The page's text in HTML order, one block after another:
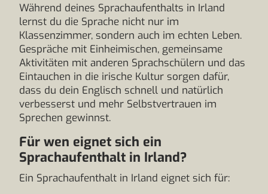
Während deines Sprachaufenthalts in Irland
lernst du die Sprache nicht nur im
Klassenzimmer, sondern auch im echten Leben.
Gespräche mit Einheimischen, gemeinsame
Aktivitäten mit anderen Sprachschülern und das
Eintauchen in die irische Kultur sorgen dafür,
dass du dein Englisch schnell und natürlich
verbesserst und mehr Selbstvertrauen im
Sprechen gewinnst.
Für wen eignet sich ein
Sprachaufenthalt in Irland?
Ein Sprachaufenthalt in Irland eignet sich für: